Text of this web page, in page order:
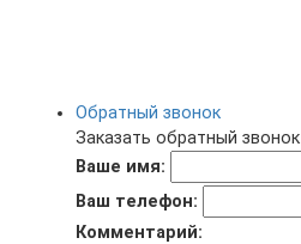
Обратный звонок
Заказать обратный звонок
Ваше имя:
Ваш телефон:
Комментарий: